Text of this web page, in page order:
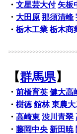
・文星芸大付 矢板
・ 大田原 那須清峰
・栃木工業 栃木商
【群馬県】
・前橋育英 健大高
・樹徳 館林 東農大
・高崎東 渋川青翠
・藤岡中央 新田暁